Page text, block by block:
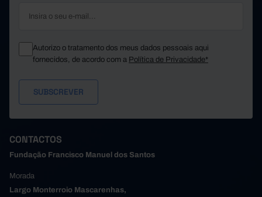
Autorizo o tratamento dos meus dados pessoais aqui
fornecidos, de acordo com a Política de Privacidade*
CONTACTOS
Fundação Francisco Manuel dos Santos
Morada
Largo Monterroio Mascarenhas,